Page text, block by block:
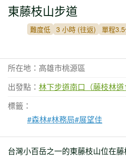
東藤枝山步道
難度低 3 小時 (往返) 單程
所在地：高雄市桃源區
出發點： 林下步道南口（藤枝林道
標籤：
#森林#林務局#展望佳
台灣小百岳之一的東藤枝山位在